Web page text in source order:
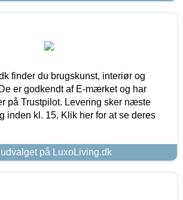
finder du brugskunst, interiør og
er godkendt af E-mærket og har
på Trustpilot. Levering sker næste
inden kl. 15. Klik her for at se deres
på LuxoLiving.dk